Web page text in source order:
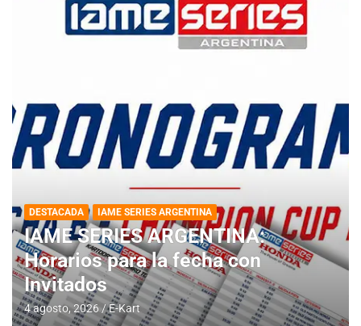
DESTACADA IAME SERIES ARGENTINA
IAME SERIES ARGENTINA:
Horarios para la fecha con
Invitados
4 agosto, 2026 E-Kart